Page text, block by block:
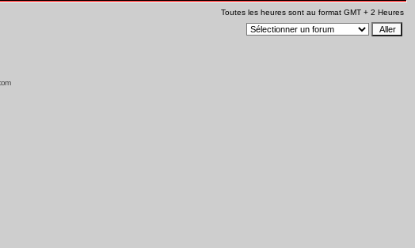
Toutes les heures sont au format GMT + 2 Heures